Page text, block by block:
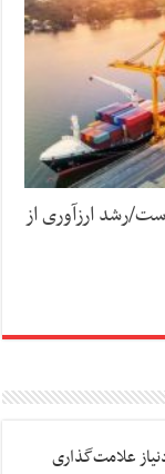
رشد ارزآوری از
علامت‌گذاری